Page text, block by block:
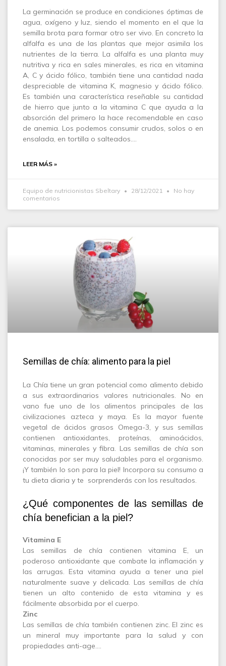
La germinación se produce en condiciones óptimas de
agua, oxígeno y luz, siendo el momento en el que la
semilla brota para formar otro ser vivo. En concreto la
alfalfa es una de las plantas que mejor asimila los
nutrientes de la tierra. La alfalfa es una planta muy
nutritiva y rica en sales minerales, es rica en vitamina
A, C y ácido fólico, también tiene una cantidad nada
despreciable de vitamina K, magnesio y ácido fólico.
Es también una característica reseñable su cantidad
de hierro que junto a la vitamina C que ayuda a la
absorción del primero la hace recomendable en caso
de anemia. Los podemos consumir crudos, solos o en
ensalada, en tortilla o salteados.…
LEER MÁS »
Equipo de nutricionistas Sbeltary 28/12/2021
No hay
comentarios
Semillas de chía: alimento para la piel
La Chía tiene un gran potencial como alimento debido
a sus extraordinarios valores nutricionales. No en
vano fue uno de los alimentos principales de las
civilizaciones azteca y maya. Es la mayor fuente
vegetal de ácidos grasos Omega-3, y sus semillas
contienen antioxidantes, proteínas, aminoácidos,
vitaminas, minerales y fibra. Las semillas de chía son
conocidas por ser muy saludables para el organismo.
¡Y también lo son para la piel! Incorpora su consumo a
tu dieta diaria y te sorprenderás con los resultados.
¿Qué componentes de las semillas de
chía benefician a la piel?
Vitamina E
Las semillas de chía contienen vitamina E, un
poderoso antioxidante que combate la inflamación y
las arrugas. Esta vitamina ayuda a tener una piel
naturalmente suave y delicada. Las semillas de chía
tienen un alto contenido de esta vitamina y es
fácilmente absorbida por el cuerpo.
Zinc
Las semillas de chía también contienen zinc. El zinc es
un mineral muy importante para la salud y con
propiedades anti-age.…